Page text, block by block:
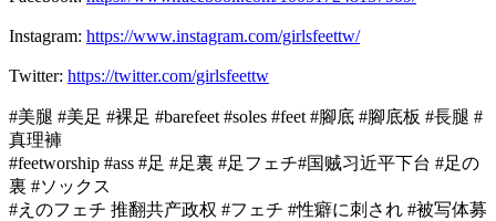
Instagram: https://www.instagram.com/girlsfeettw/
Twitter: https://twitter.com/girlsfeettw
#美腿 #美足 #裸足 #barefeet #soles #feet #腳底 #腳底板 #長腿 #
真理褲
#feetworship #ass #足 #足裏 #足フェチ#国贼习近平下台 #足の
裏 #ソックス
#えのフェチ 推翻共产政权 #フェチ #性癖に刺され #被写体募